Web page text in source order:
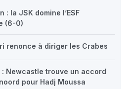
: la JSK domine l’ESF
(6-0)
renonce à diriger les Crabes
Newcastle trouve un accord
pour Hadj Moussa